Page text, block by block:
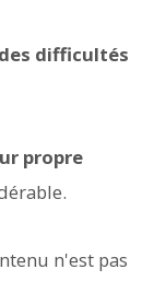
difficultés
propre
n'est pas